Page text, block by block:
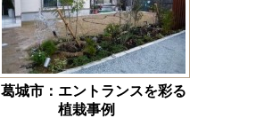
葛城市：エントランスを彩る
植栽事例